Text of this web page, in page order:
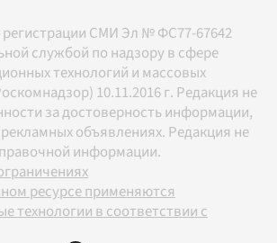
регистрации СМИ Эл № ФС77-67642
службой по надзору в сфере
технологий и массовых
10.11.2016 г. Редакция не
за достоверность информации,
объявлениях. Редакция не
информации.
ресурсе применяются
технологии в соответствии с